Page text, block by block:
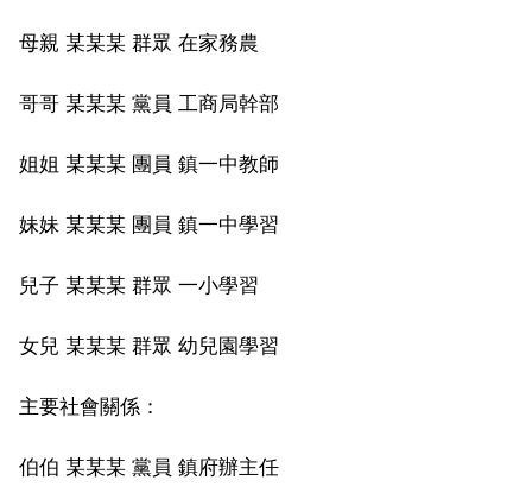
母親 某某某 群眾 在家務農
哥哥 某某某 黨員 工商局幹部
姐姐 某某某 團員 鎮一中教師
妹妹 某某某 團員 鎮一中學習
兒子 某某某 群眾 一小學習
女兒 某某某 群眾 幼兒園學習
主要社會關係：
伯伯 某某某 黨員 鎮府辦主任